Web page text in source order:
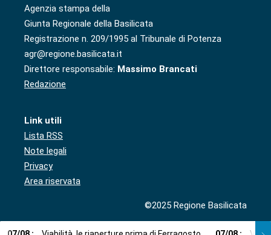
Agenzia stampa della
Giunta Regionale della Basilicata
Registrazione n. 209/1995 al Tribunale di Potenza
agr@regione.basilicata.it
Direttore responsabile: Massimo Brancati
Redazione
Link utili
Lista RSS
Note legali
Privacy
Area riservata
©2025 Regione Basilicata